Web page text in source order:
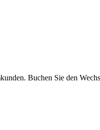
Buchen Sie den